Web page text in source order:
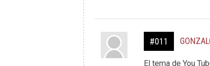
#011
El tema de You